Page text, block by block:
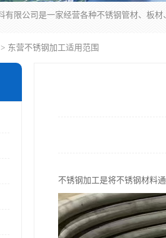
> 东营不锈钢加工适用范围
不锈钢加工是将不锈钢材料